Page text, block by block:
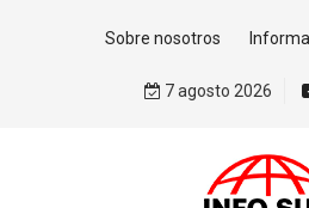
Sobre nosotros
7 agosto 2026